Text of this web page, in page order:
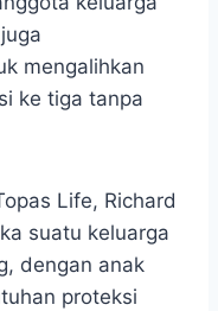
mengalihkan
ke tiga tanpa
Life, Richard
suatu keluarga
dengan anak
proteksi